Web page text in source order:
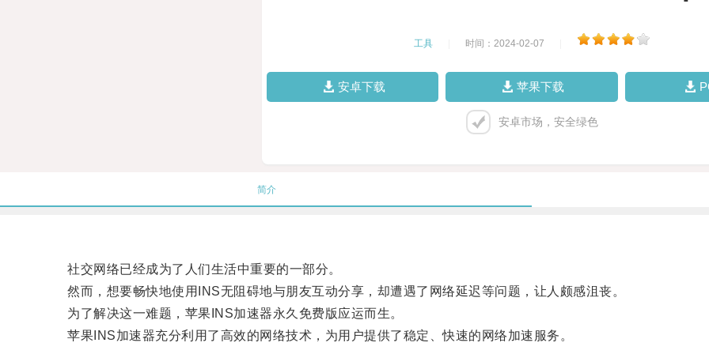
工具 时间：2024-02-07
安卓下载 苹果下载
安卓市场，安全绿色
简介
社交网络已经成为了人们生活中重要的一部分。
然而，想要畅快地使用INS无阻碍地与朋友互动分享，却遭遇了网络延迟等问题，让人颇感沮丧。
为了解决这一难题，苹果INS加速器永久免费版应运而生。
苹果INS加速器充分利用了高效的网络技术，为用户提供了稳定、快速的网络加速服务。